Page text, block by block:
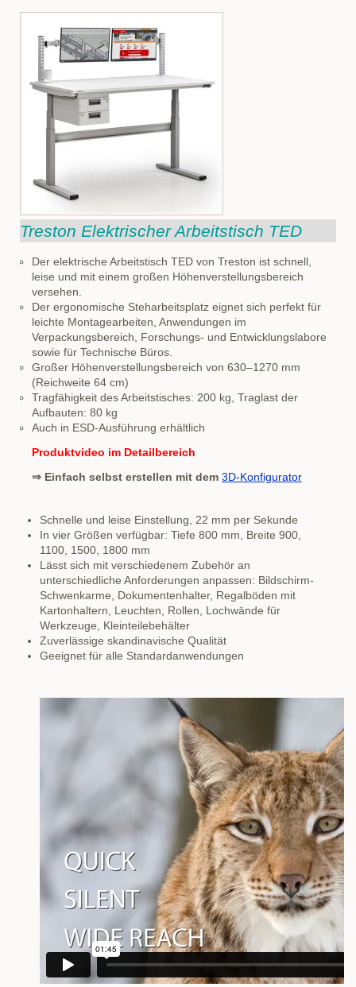
Treston Elektrischer Arbeitstisch TED
Der elektrische Arbeitstisch TED von Treston ist schnell,
leise und mit einem großen Höhenverstellungsbereich
versehen.
Der ergonomische Steharbeitsplatz eignet sich perfekt für
leichte Montagearbeiten, Anwendungen im
Verpackungsbereich, Forschungs- und Entwicklungslabore
sowie für Technische Büros.
Großer Höhenverstellungsbereich von 630–1270 mm
(Reichweite 64 cm)
Tragfähigkeit des Arbeitstisches: 200 kg, Traglast der
Aufbauten: 80 kg
Auch in ESD-Ausführung erhältlich
Produktvideo im Detailbereich
⇒ Einfach selbst erstellen mit dem 3D-Konfigurator
Schnelle und leise Einstellung, 22 mm per Sekunde
In vier Größen verfügbar: Tiefe 800 mm, Breite 900,
1100, 1500, 1800 mm
Lässt sich mit verschiedenem Zubehör an
unterschiedliche Anforderungen anpassen: Bildschirm-
Schwenkarme, Dokumentenhalter, Regalböden mit
Kartonhaltern, Leuchten, Rollen, Lochwände für
Werkzeuge, Kleinteilebehälter
Zuverlässige skandinavische Qualität
Geeignet für alle Standardanwendungen